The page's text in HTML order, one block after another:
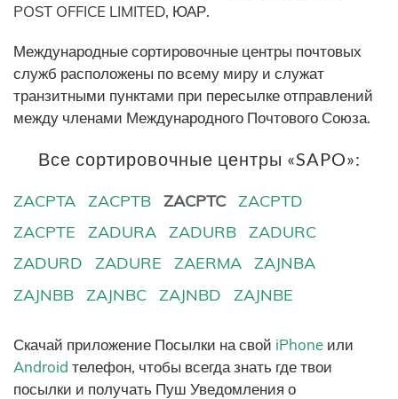
POST OFFICE LIMITED, ЮАР.
Международные сортировочные центры почтовых
служб расположены по всему миру и служат
транзитными пунктами при пересылке отправлений
между членами Международного Почтового Союза.
Все сортировочные центры «SAPO»:
ZACPTA ZACPTB ZACPTC
ZACPTD
ZACPTE
ZADURA ZADURB
ZADURC
ZADURD
ZADURE ZAERMA
ZAJNBA
ZAJNBB
ZAJNBC ZAJNBD ZAJNBE
Скачай приложение Посылки на свой iPhone или
Android телефон, чтобы всегда знать где твои
посылки и получать Пуш Уведомления о